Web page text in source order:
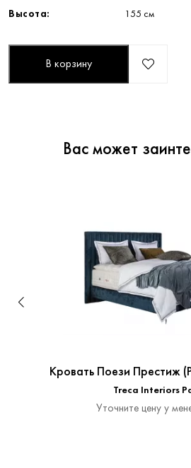
Высота: 155 см
В корзину
Вас может
Кровать Поези Престиж
Treca Interiors
Уточните цену у